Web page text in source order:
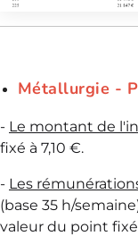
Métallurgie -
- Le montant de
fixé à 7,10 €.
- Les
(base 35 h/
valeur du point